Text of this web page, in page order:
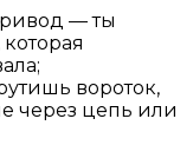
— ты
вороток,
через цепь или